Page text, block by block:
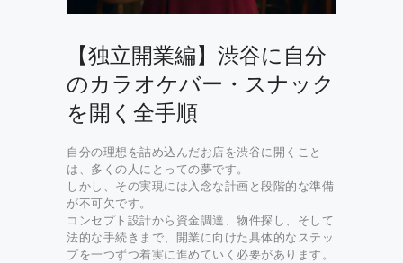
【独立開業編】渋谷に自分
のカラオケバー・スナック
を開く全手順
自分の理想を詰め込んだお店を渋谷に開くこと
は、多くの人にとっての夢です。
しかし、その実現には入念な計画と段階的な準備
が不可欠です。
コンセプト設計から資金調達、物件探し、そして
法的な手続きまで、開業に向けた具体的なステッ
プを一つずつ着実に進めていく必要があります。